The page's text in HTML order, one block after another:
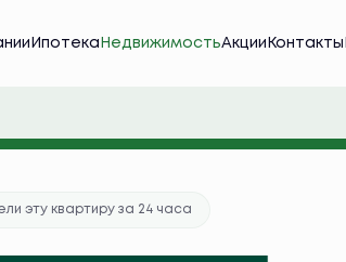
Ипотека НедвижимостьАкции Контакты
от 37 243 руб./мес.
эту квартиру за 24 часа